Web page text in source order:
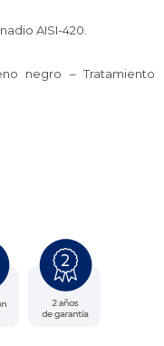
AISI-420.
negro – Tratamiento